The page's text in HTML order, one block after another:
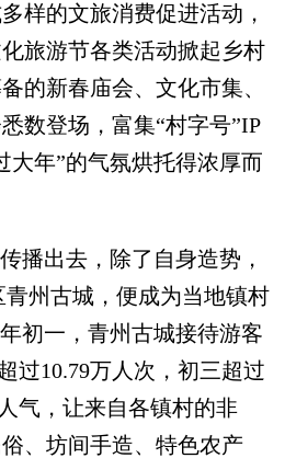
样的文旅消费促进活动，
旅游节各类活动掀起乡村
的新春庙会、文化市集、
数登场，富集“村字号”IP
大年”的气氛烘托得浓厚而
出去，除了自身造势，
州古城，便成为当地镇村
初一，青州古城接待游客
过10.79万人次，初三超过
气，让来自各镇村的非
、坊间手造、特色农产